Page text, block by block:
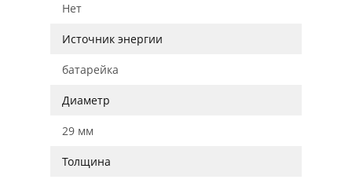
Нет
Источник энергии
батарейка
Диаметр
29 мм
Толщина